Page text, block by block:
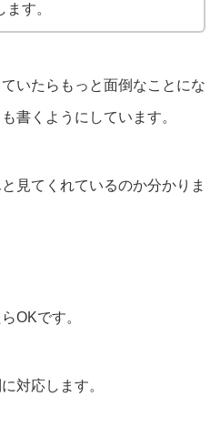
す。
いたらもっと面倒なことにな
書くようにしています。
見てくれているのか分かりま
OKです。
対応します。